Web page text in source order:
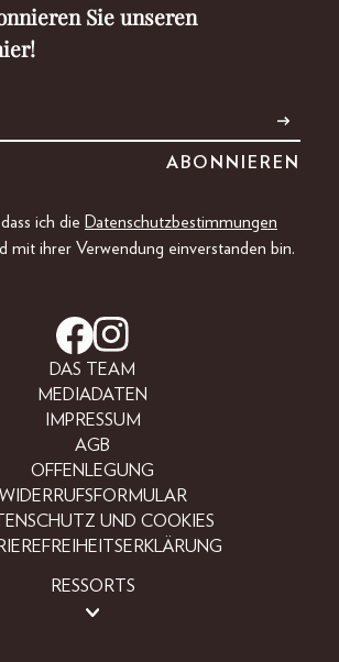
Sie unseren
ich die Datenschutzbestimmungen
mit ihrer Verwendung einverstanden bin.
DAS TEAM
MEDIADATEN
IMPRESSUM
AGB
OFFENLEGUNG
WIDERRUFSFORMULAR
UND COOKIES
RESSORTS